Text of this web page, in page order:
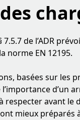
7.5.7 de l’ADR
norme EN 12195.
basées sur les
d’un
respecter avant le
mieux